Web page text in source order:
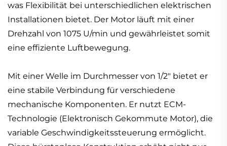
was Flexibilität bei unterschiedlichen elektrischen
Installationen bietet. Der Motor läuft mit einer
Drehzahl von 1075 U/min und gewährleistet somit
eine effiziente Luftbewegung.
Mit einer Welle im Durchmesser von 1/2" bietet er
eine stabile Verbindung für verschiedene
mechanische Komponenten. Er nutzt ECM-
Technologie (Elektronisch Gekommute Motor), die
variable Geschwindigkeitssteuerung ermöglicht.